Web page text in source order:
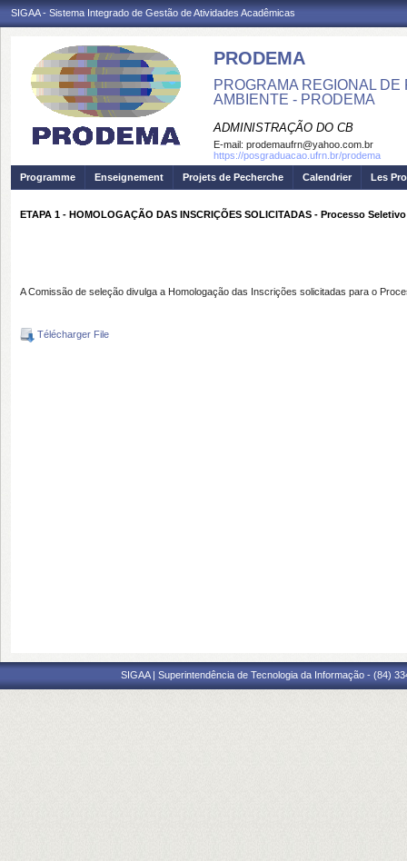
SIGAA - Sistema Integrado de Gestão de Atividades Acadêmicas
PRODEMA
PROGRAMA REGIONAL
AMBIENTE - PRODEMA
ADMINISTRAÇÃO DO CB
E-mail: prodemaufrn@yahoo.com.br
https://posgraduacao.ufrn.br/prodema
Programme
Enseignement Projets de Pecherche Calendrier Les
ETAPA 1 - HOMOLOGAÇÃO DAS INSCRIÇÕES SOLICITADAS - Processo
A Comissão de seleção divulga a Homologação das Inscrições solicitadas para o
Télécharger File
SIGAA | Superintendência de Tecnologia da Informação - (84)